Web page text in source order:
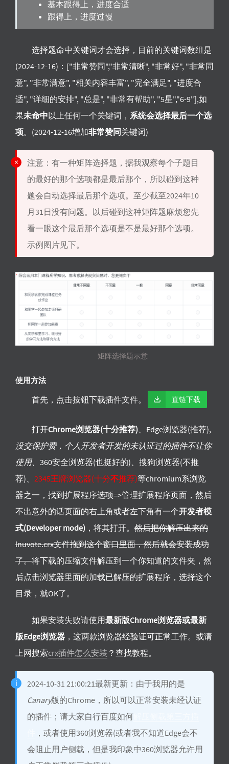
基本跟得上，进度合适
跟得上，进度过慢
选择题命中关键词才会选择，目前的关键词数组是
(2024-12-16)：["非常赞同","非常清晰", "非常好", "非常同
意", "非常满意", "相关内容丰富", "完全满足", "进度合
适", "详细的安排", "总是", "非常有帮助", "5星","6-9"],如
果未命中以上任何一个关键词， 系统会选择最后一个选
项。(2024-12-16增加非常赞同关键词)
注意：有一种矩阵选择题，据我观察每个子题目
的最好的那个选项都是最后那个，所以碰到这种
题会自动选择最后那个选项。至少截至2024年10
月31日没有问题。以后碰到这种矩阵题麻烦您先
看一眼这个最后那个选项是不是最好那个选项。
示例图片见下。
矩阵选择题示意
使用方法
首先，点击按钮下载插件文件。 直链下载
打开Chrome浏览器(十分推荐) Edge浏览器(推荐),
没交保护费，个人开发者开发的未认证过的插件不让你
使用、360安全浏览器(也挺好的)、搜狗浏览器(不推
荐)、 2345王牌浏览器(十分不推荐)等chromium系浏览
器之一，找到扩展程序选项=>管理扩展程序页面，然后
不出意外的话页面的右上角或者左下角有一个开发者模
式(Developer mode) ，将其打开。 然后把你解压出来的
lnuvote.crx文件拖到这个窗口里面，然后就会安装成功
了。将下载的压缩文件解压到一个你知道的文件夹，然
后点击浏览器里面的加载已解压的扩展程序，选择这个
目录，就OK了。
如果安装失败请使用最新版Chrome浏览器或最新
版Edge浏览器 ，这两款浏览器经验证可正常工作。或请
上网搜索crx插件怎么安装 ？查找教程。
2024-10-31 21:00:21最新更新：由于我用的是
Canary版的Chrome，所以可以正常安装未经认证
的插件；请大家自行百度如何
，或者使用360浏览器(或者我不知道Edge会不
会阻止用户侧载，但是我印象中360浏览器允许用